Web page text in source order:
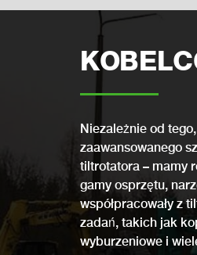
Niezależnie od
zaawansowanego
tiltrotatora – mamy
gamy osprzętu,
współpracowały z
zadań, takich jak
wyburzeniowe i